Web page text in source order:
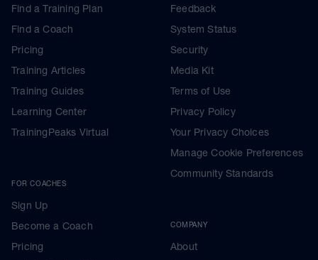
Find a Training Plan
Find a Coach
Pricing
Training Articles
Training Guides
Learning Center
TrainingPeaks Virtual
FOR COACHES
Sign Up
Become a Coach
Pricing
Feedback
System Status
Security
Media Kit
Terms of Use
Privacy Policy
Your Privacy Choices
Manage Cookie Preferences
Community Standards
COMPANY
About